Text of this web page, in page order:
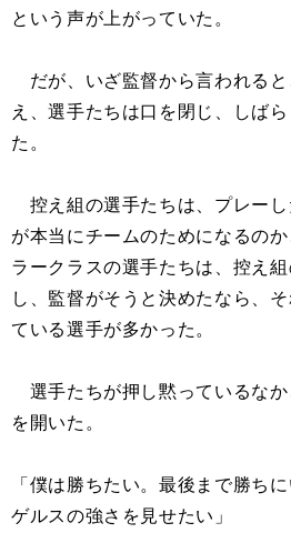
という声が上がっていた。
だが、いざ監督から言われる
え、選手たちは口を閉じ、しば
た。
控え組の選手たちは、プレー
が本当にチームのためになるの
ラークラスの選手たちは、控え
し、監督がそうと決めたなら、
ている選手が多かった。
選手たちが押し黙っているな
を開いた。
「僕は勝ちたい。最後まで勝ち
ゲルスの強さを見せたい」